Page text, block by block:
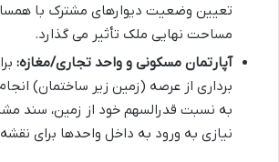
تعیین وضعیت دیوارهای مشترک با
مساحت نهایی ملک تأثیر می گذارد.
آپارتمان مسکونی و واحد تجاری/مغازه:
برداری از عرصه (زمین زیر ساختمان)
به نسبت قدرالسهم خود از زمین، سند
نیازی به ورود به داخل واحدها برای